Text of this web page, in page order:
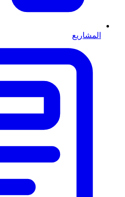
المشاريع